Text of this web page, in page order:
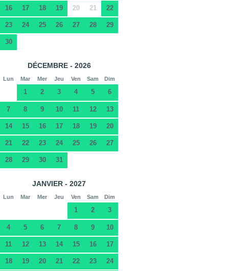
16 17 18 19 20 21 22
23 24 25 26 27 28 29
30
DÉCEMBRE - 2026
Lun Mar Mer Jeu Ven Sam Dim
1 2 3 4 5 6
7 8 9 10 11 12 13
14 15 16 17 18 19 20
21 22 23 24 25 26 27
28 29 30 31
JANVIER - 2027
Lun Mar Mer Jeu Ven Sam Dim
1 2 3
4 5 6 7 8 9 10
11 12 13 14 15 16 17
18 19 20 21 22 23 24